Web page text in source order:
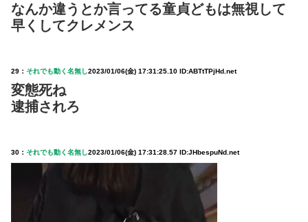
なんか違うとか言ってる童貞どもは無視して
早くしてクレメンス
29： それでも動く名無し2023/01/06(金) 17:31:25.10 ID:ABTtTPjHd.net
変態死ね
逮捕されろ
30： それでも動く名無し2023/01/06(金) 17:31:28.57 ID:JHbespuNd.net